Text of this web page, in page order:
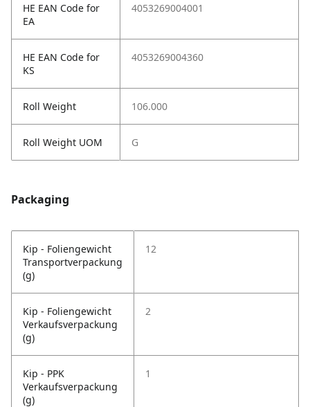
HE EAN Code for
EA
4053269004001
HE EAN Code for
KS
4053269004360
Roll Weight 106.000
Roll Weight UOM G
Packaging
Kip - Foliengewicht
Transportverpackung
(g)
12
Kip - Foliengewicht
Verkaufsverpackung
(g)
2
Kip - PPK
Verkaufsverpackung
(g)
1